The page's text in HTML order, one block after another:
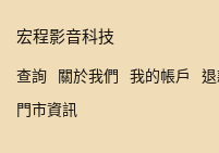
宏程影音科技
查詢 關於我們 我的帳戶
門市資訊